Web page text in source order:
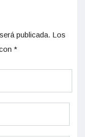
publicada. Los
*